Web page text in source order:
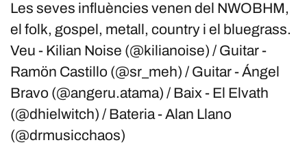
Les seves influències venen del NWOBHM,
el folk, gospel, metall, country i el bluegrass.
Veu - Kilian Noise (@kilianoise) / Guitar -
Ramön Castillo (@sr_meh) / Guitar - Ángel
Bravo (@angeru.atama) / Baix - El Elvath
(@dhielwitch) / Bateria - Alan Llano
(@drmusicchaos)